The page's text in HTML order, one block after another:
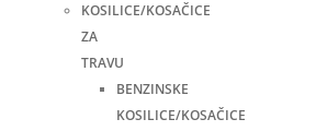
KOSILICE/KOSAČICE
ZA
TRAVU
BENZINSKE
KOSILICE/KOSAČICE